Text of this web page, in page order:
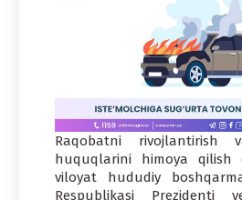
Raqobatni rivojlantirish
huquqlarini himoya qilish
viloyat hududiy
Respublikasi Prezidenti